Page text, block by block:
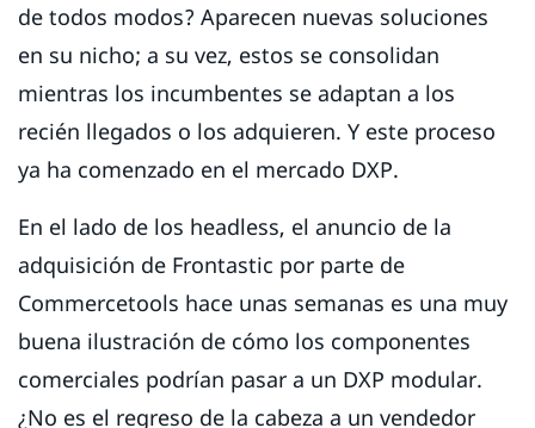
de todos modos? Aparecen nuevas soluciones
en su nicho; a su vez, estos se consolidan
mientras los incumbentes se adaptan a los
recién llegados o los adquieren. Y este proceso
ya ha comenzado en el mercado DXP.
En el lado de los headless, el anuncio de la
adquisición de Frontastic por parte de
Commercetools hace unas semanas es una muy
buena ilustración de cómo los componentes
comerciales podrían pasar a un DXP modular.
¿No es el regreso de la cabeza a un vendedor